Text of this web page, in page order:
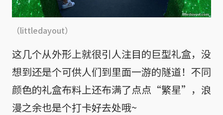
（littledayout）
这几个从外形上就很引人注目的巨型礼盒，没
想到还是个可供人们到里面一游的隧道！不同
颜色的礼盒布料上还布满了点点“繁星”，浪
漫之余也是个打卡好去处哦~